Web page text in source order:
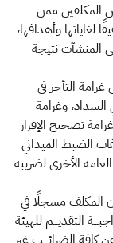
المكلفين ممن
لغاياتها وأهدافها،
المنشآت نتيجة
التأخر في
السداد، وغرامة
تصحيح الإقرار
الضبط الميداني
العامة الأخرى لضريبة
المكلف مسجلًا في
التقديـــم للهيئة